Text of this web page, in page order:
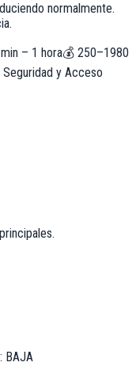
normalmente.
– 1 hora💰 250–1980
y Acceso
BAJA